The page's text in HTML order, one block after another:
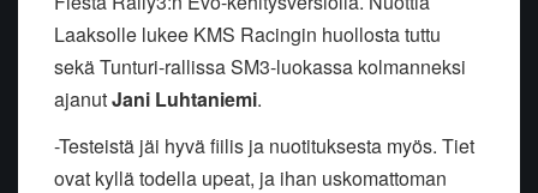
Laaksolle lukee KMS Racingin huollosta tuttu
sekä Tunturi-rallissa SM3-luokassa kolmanneksi
ajanutJani Luhtaniemi.
-Testeistä jäi hyvä fiilis ja nuotituksesta myös. Tiet
ovat kyllä todella upeat, ja ihan uskomattoman